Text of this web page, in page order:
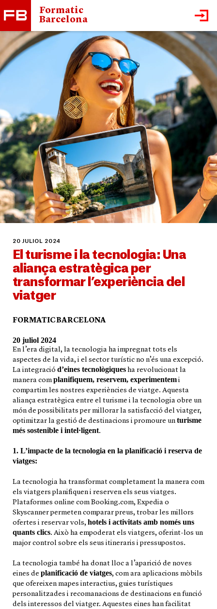
Formatic
Barcelona
20 JULIOL 2024
El turisme i la tecnologia: Una
aliança estratègica per
transformar l’experiència del
viatger
FORMATIC BARCELONA
20 juliol 2024
En l’era digital, la tecnologia ha impregnat tots els
aspectes de la vida, i el sector turístic no n’és una excepció.
La integració d’eines tecnològiques ha revolucionat la
manera com planifiquem, reservem, experimentem i
compartim les nostres experiències de viatge. Aquesta
aliança estratègica entre el turisme i la tecnologia obre un
món de possibilitats per millorar la satisfacció del viatger,
optimitzar la gestió de destinacions i promoure un turisme
més sostenible i intel·ligent.
1. L’impacte de la tecnologia en la planificació i reserva de
viatges:
La tecnologia ha transformat completament la manera com
els viatgers planifiquen i reserven els seus viatges.
Plataformes online com Booking.com, Expedia o
Skyscanner permeten comparar preus, trobar les millors
ofertes i reservar vols, hotels i activitats amb només uns
quants clics. Això ha empoderat els viatgers, oferint-los un
major control sobre els seus itineraris i pressupostos.
La tecnologia també ha donat lloc a l’aparició de noves
eines de planificació de viatges, com ara aplicacions mòbils
que ofereixen mapes interactius, guies turístiques
personalitzades i recomanacions de destinacions en funció
dels interessos del viatger. Aquestes eines han facilitat